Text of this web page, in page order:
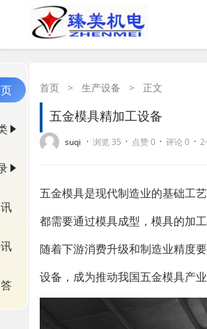
首页 > 生产设备 > 正文
五金模具精加工设备
suqi · 浏览 35 · 点赞 0 · 评论 0 · 2
五金模具是现代制造业的基础工
都需要通过模具成型，模具的加
随着下游消费升级和制造业精度
设备，成为推动我国五金模具产